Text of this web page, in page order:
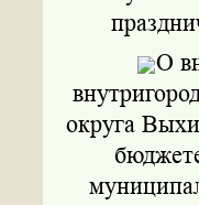
О
округа